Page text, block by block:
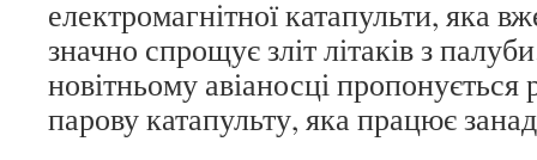
електромагнітної катапульти, яка
значно спрощує зліт літаків з
новітньому авіаносці пропонується
парову катапульту, яка працює